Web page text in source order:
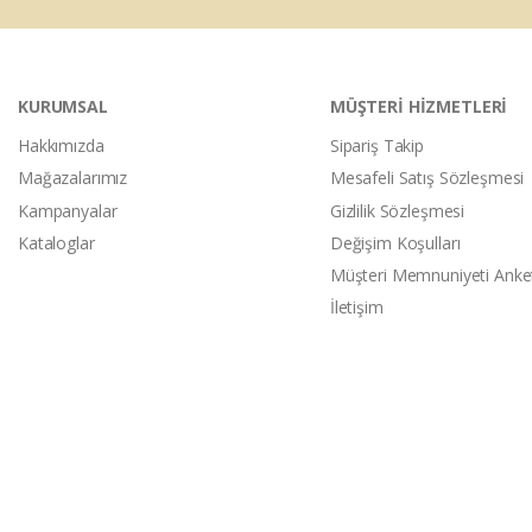
KURUMSAL
Hakkımızda
Mağazalarımız
Kampanyalar
Kataloglar
MÜŞTERİ HİZMETLERİ
Sipariş Takip
Mesafeli Satış Sözleşmesi
Gizlilik Sözleşmesi
Değişim Koşulları
Müşteri Memnuniyeti
İletişim